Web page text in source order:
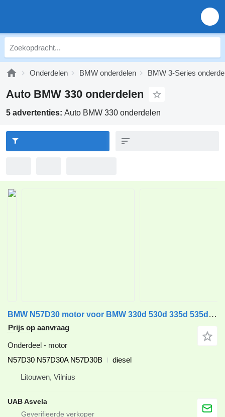
Onderdelen BMW onderdelen BMW 3-Series
Auto BMW 330 onderdelen
5 advertenties: Auto BMW 330 onderdelen
BMW N57D30 motor voor BMW 330d 530d 335d 535d auto
Prijs op aanvraag
Onderdeel - motor
N57D30 N57D30A N57D30B
diesel
Litouwen, Vilnius
UAB Asvela